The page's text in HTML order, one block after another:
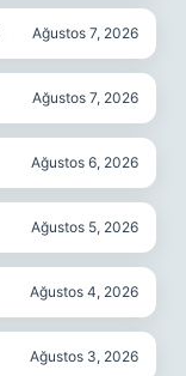
Ağustos 7, 2026
Ağustos 7, 2026
Ağustos 6, 2026
Ağustos 5, 2026
Ağustos 4, 2026
Ağustos 3, 2026